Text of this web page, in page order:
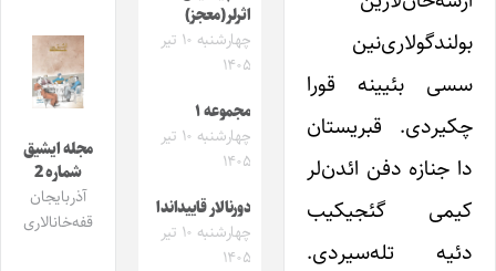
بولندگولاری‌نین
سسی بئیینه قورا
چکیردی. قبریستان
دا جنازه دفن ائدن‌لر
کیمی گئجیکیب
دئیه تله‌سیردی.
اثرلر(معجز)
چهارشنبه ۱۰ تیر
۱۴۰۵
مجموعه ۱
چهارشنبه ۱۰ تیر
۱۴۰۵
دورنالار قاییداندا
چهارشنبه ۱۰ تیر
۱۴۰۵
مجله ایشیق
شماره 2
آذربایجان
قفه‌خانالاری